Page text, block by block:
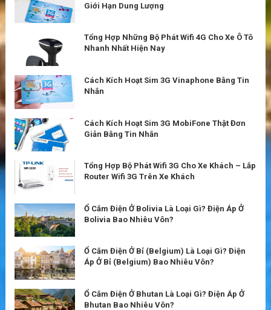
Giới Hạn Dung Lượng
Tổng Hợp Những Bộ Phát Wifi 4G Cho Xe Ô Tô
Nhanh Nhất Hiện Nay
Cách Kích Hoạt Sim 3G Vinaphone Bằng Tin
Nhắn
Cách Kích Hoạt Sim 3G MobiFone Thật Đơn
Giản Bằng Tin Nhắn
Tổng Hợp Bộ Phát Wifi 3G Cho Xe Khách – Lắp
Router Wifi 3G Trên Xe Khách
Ổ Cắm Điện Ở Bolivia Là Loại Gì? Điện Áp Ở
Bolivia Bao Nhiêu Vôn?
Ổ Cắm Điện Ở Bỉ (Belgium) Là Loại Gì? Điện
Áp Ở Bỉ (Belgium) Bao Nhiêu Vôn?
Ổ Cắm Điện Ở Bhutan Là Loại Gì? Điện Áp Ở
Bhutan Bao Nhiêu Vôn?